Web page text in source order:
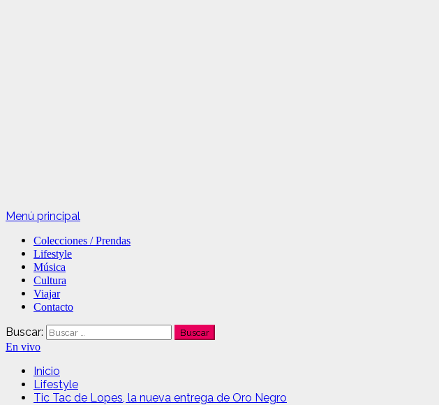
Menú principal
Colecciones / Prendas
Lifestyle
Música
Cultura
Viajar
Contacto
Buscar:
En vivo
Inicio
Lifestyle
Tic Tac de Lopes, la nueva entrega de Oro Negro